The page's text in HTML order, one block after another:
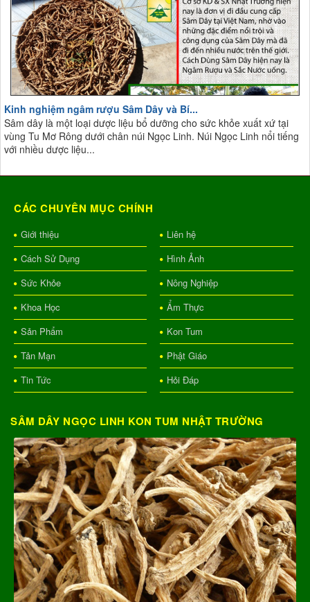
Kinh nghiệm ngâm rượu Sâm Dây và Bí...
Sâm dây là một loại dược liệu bổ dưỡng cho sức khỏe xuất xứ tại
vùng Tu Mơ Rông dưới chân núi Ngọc Linh. Núi Ngọc Linh nổi tiếng
với nhiều dược liệu...
CÁC CHUYÊN MỤC CHÍNH
Giới thiệu
Liên hệ
Cách Sử Dụng
Hình Ảnh
Sức Khỏe
Nông Nghiệp
Khoa Học
Ẩm Thực
Sản Phẩm
Kon Tum
Tản Mạn
Phật Giáo
Tin Tức
Hỏi Đáp
SÂM DÂY NGỌC LINH KON TUM NHẬT TRƯỜNG